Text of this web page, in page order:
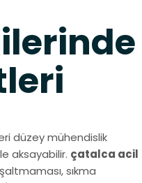
düzey mühendislik
aksayabilir. çatalca acil
sıkma